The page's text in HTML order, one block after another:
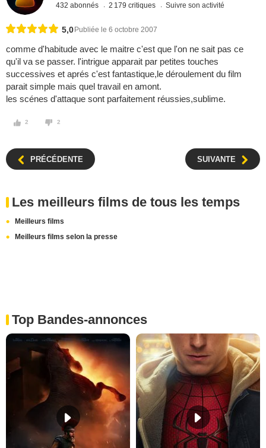
432 abonnés 2 179 critiques Suivre son activité
5,0 Publiée le 6 octobre 2007
comme d'habitude avec le maitre c'est que l'on ne sait pas ce
qu'il va se passer. l'intrigue apparait par petites touches
successives et aprés c'est fantastique,le déroulement du film
parait simple mais quel travail en amont.
les scénes d'attaque sont parfaitement réussies,sublime.
2 2
PRÉCÉDENTE SUIVANTE
Les meilleurs films de tous les temps
Meilleurs films
Meilleurs films selon la presse
Top Bandes-annonces